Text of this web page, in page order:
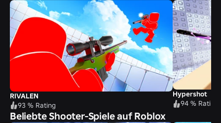
RIVALEN
93 % Rating
Hypershot
94 % Rating
Beliebte Shooter-Spiele auf Roblox